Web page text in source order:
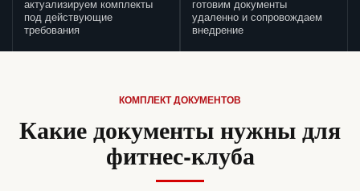
актуализируем комплекты
под действующие
требования
готовим документы
удаленно и сопровождаем
внедрение
КОМПЛЕКТ ДОКУМЕНТОВ
Какие документы нужны для
фитнес-клуба